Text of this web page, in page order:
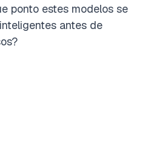
ponto estes modelos se
antes de